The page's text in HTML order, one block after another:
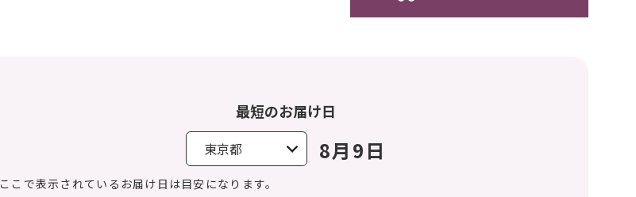
最短のお届け日
8月9日
ここで表示されているお届け日は目安になります。